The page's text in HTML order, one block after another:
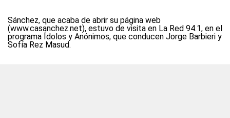
Sánchez, que acaba de abrir su página web
(www.casanchez.net), estuvo de visita en La Red 94.1, en el
programa Ídolos y Anónimos, que conducen Jorge Barbieri y
Sofía Rez Masud.